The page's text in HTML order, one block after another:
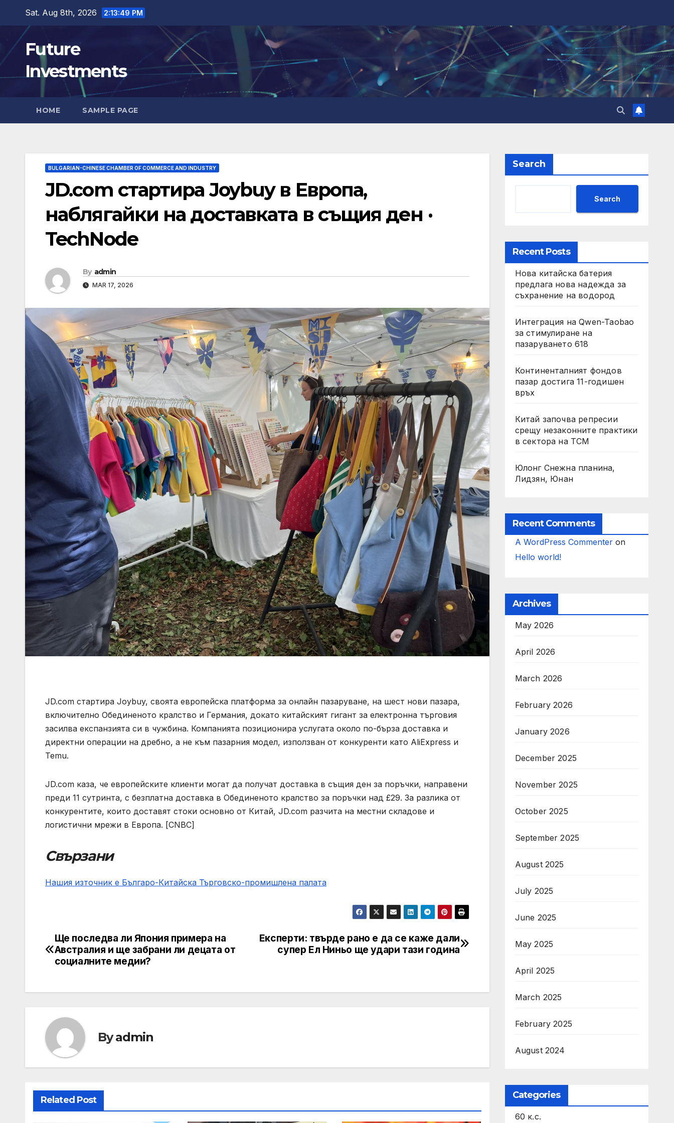
content
Sat. Aug 8th, 2026 2:13:50 PM
Future
Investments
HOME SAMPLE PAGE
BULGARIAN-CHINESE CHAMBER OF COMMERCE AND INDUSTRY
JD.com стартира Joybuy в Европа,
наблягайки на доставката в същия ден ·
TechNode
By admin
MAR 17, 2026
JD.com стартира Joybuy, своята европейска платформа за онлайн пазаруване, на шест нови пазара,
включително Обединеното кралство и Германия, докато китайският гигант за електронна търговия
засилва експанзията си в чужбина. Компанията позиционира услугата около по-бърза доставка и
директни операции на дребно, а не към пазарния модел, използван от конкуренти като AliExpress и
Temu.
JD.com каза, че европейските клиенти могат да получат доставка в същия ден за поръчки, направени
преди 11 сутринта, с безплатна доставка в Обединеното кралство за поръчки над £29. За разлика от
конкурентите, които доставят стоки основно от Китай, JD.com разчита на местни складове и
логистични мрежи в Европа. [CNBC]
Свързани
Нашия източник е Българо-Китайска Търговско-промишлена палaта
Post
navigation
Експерти: твърде рано е да се каже дали
супер Ел Ниньо ще удари тази година
Ще последва ли Япония примера на
Австралия и ще забрани ли децата от
социалните медии?
Byadmin
Related Post
Search
Search
Recent Posts
Нова китайска батерия
предлага нова надежда за
съхранение на водород
Интеграция на Qwen-Taobao
за стимулиране на
пазаруването 618
Континенталният фондов
пазар достига 11-годишен
връх
Китай започва репресии
срещу незаконните практики
в сектора на TCM
Юлонг Снежна планина,
Лидзян, Юнан
Recent Comments
A WordPress Commenteron
Hello world!
Archives
May 2026
April 2026
March 2026
February 2026
January 2026
December 2025
November 2025
October 2025
September 2025
August 2025
July 2025
June 2025
May 2025
April 2025
March 2025
February 2025
August 2024
Categories
60 к.с.